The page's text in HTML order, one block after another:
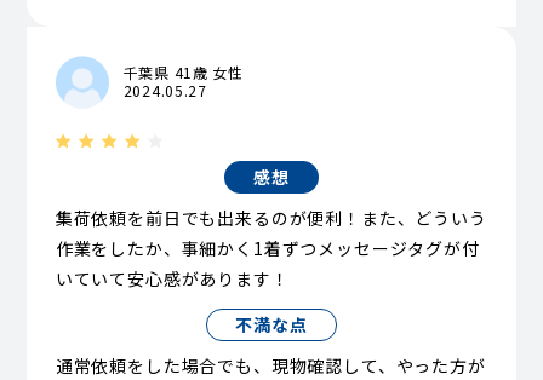
千葉県 41歳 女性
2024.05.27
感想
集荷依頼を前日でも出来るのが便利！また、どういう
作業をしたか、事細かく1着ずつメッセージタグが付
いていて安心感があります！
不満な点
通常依頼をした場合でも、現物確認して、やった方が